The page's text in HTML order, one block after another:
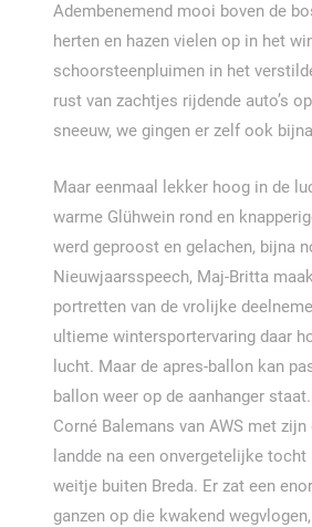
Adembenemend mooi boven de
herten en hazen vielen op in het
schoorsteenpluimen in het
rust van zachtjes rijdende auto’s
sneeuw, we gingen er zelf ook
Maar eenmaal lekker hoog in de
warme Glühwein rond en
werd geproost en gelachen, bijna
Nieuwjaarsspeech, Maj-Britta
portretten van de vrolijke
ultieme wintersportervaring daar
lucht. Maar de apres-ballon kan
ballon weer op de aanhanger staat.
Corné Balemans van AWS met
landde na een onvergetelijke
weitje buiten Breda. Er zat een
ganzen op die kwakend